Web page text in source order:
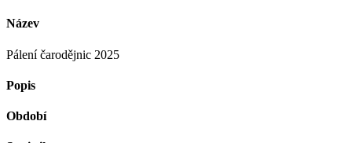
Název
Pálení čarodějnic 2025
Popis
Období